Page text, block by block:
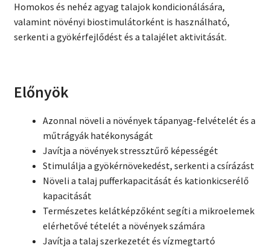
Homokos és nehéz agyag talajok kondicionálására,
valamint növényi biostimulátorként is használható,
serkenti a gyökérfejlődést és a talajélet aktivitását.
Előnyök
Azonnal növeli a növények tápanyag-felvételét és a
műtrágyák hatékonyságát
Javítja a növények stressztűrő képességét
Stimulálja a gyökérnövekedést, serkenti a csírázást
Növeli a talaj pufferkapacitását és kationkicserélő
kapacitását
Természetes kelátképzőként segíti a mikroelemek
elérhetővé tételét a növények számára
Javítja a talaj szerkezetét és vízmegtartó